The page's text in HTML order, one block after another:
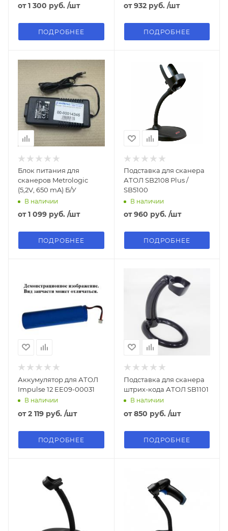
от1 300 руб. /шт
ПОДРОБНЕЕ
от932 руб. /шт
ПОДРОБНЕЕ
Блок питания для
сканеров Metrologic
(5,2V, 650 mA) Б/У
В наличии
от1 099 руб. /шт
ПОДРОБНЕЕ
Подставка для сканера
АТОЛ SB2108 Plus /
SB5100
В наличии
от960 руб. /шт
ПОДРОБНЕЕ
Аккумулятор для АТОЛ
Impulse 12 EE09-00031
В наличии
от2 119 руб. /шт
ПОДРОБНЕЕ
Подставка для сканера
штрих-кода АТОЛ SB1101
В наличии
от850 руб. /шт
ПОДРОБНЕЕ